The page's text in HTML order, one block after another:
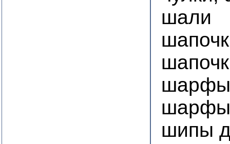
шали
шарфы
шипы